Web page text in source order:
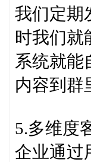
我们定期
时我们就
系统就能
内容到群
5.多维度
企业通过